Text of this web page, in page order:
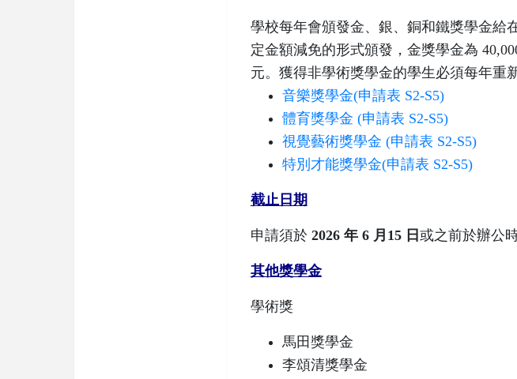
學校每年會頒發金、銀、銅和鐵獎學金給
定金額減免的形式頒發，金獎學金為
元。獲得非學術獎學金的學生必須每年重
音樂獎學金(申請表 S2-S5)
體育獎學金 (申請表 S2-S5)
視覺藝術獎學金 (申請表 S2-S5)
特別才能獎學金(申請表 S2-S5)
截止日期
申請須於 2026 年 6 月15 日 或之前於辦公
其他獎學金
學術獎
馬田獎學金
李頌清獎學金